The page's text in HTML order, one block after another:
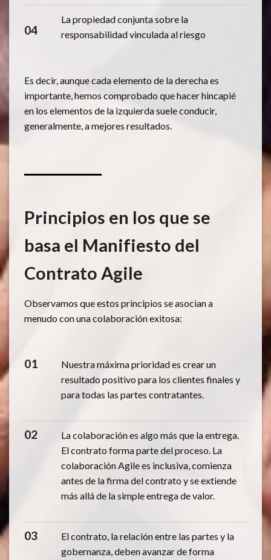
04
La propiedad conjunta sobre la
responsabilidad vinculada al riesgo
Es decir, aunque cada elemento de la derecha es
importante, hemos comprobado que hacer hincapié
en los elementos de la izquierda suele conducir,
generalmente, a mejores resultados.
Principios en los que se
basa el Manifiesto del
Contrato Agile
Observamos que estos principios se asocian a
menudo con una colaboración exitosa:
01
Nuestra máxima prioridad es crear un
resultado positivo para los clientes finales y
para todas las partes contratantes.
02
La colaboración es algo más que la entrega.
El contrato forma parte del proceso. La
colaboración Agile es inclusiva, comienza
antes de la firma del contrato y se extiende
más allá de la simple entrega de valor.
03
El contrato, la relación entre las partes y la
gobernanza, deben avanzar de forma